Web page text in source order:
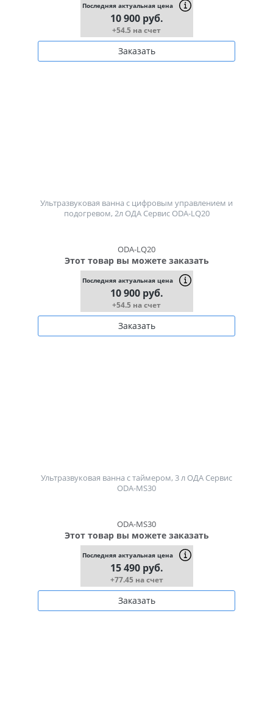
Последняя актуальная цена
10 900 руб.
+54.5 на счет
Заказать
Ультразвуковая ванна с цифровым управлением и
подогревом, 2л ОДА Сервис ODA-LQ20
ODA-LQ20
Этот товар вы можете заказать
Последняя актуальная цена
10 900 руб.
+54.5 на счет
Заказать
Ультразвуковая ванна с таймером, 3 л ОДА Сервис
ODA-MS30
ODA-MS30
Этот товар вы можете заказать
Последняя актуальная цена
15 490 руб.
+77.45 на счет
Заказать